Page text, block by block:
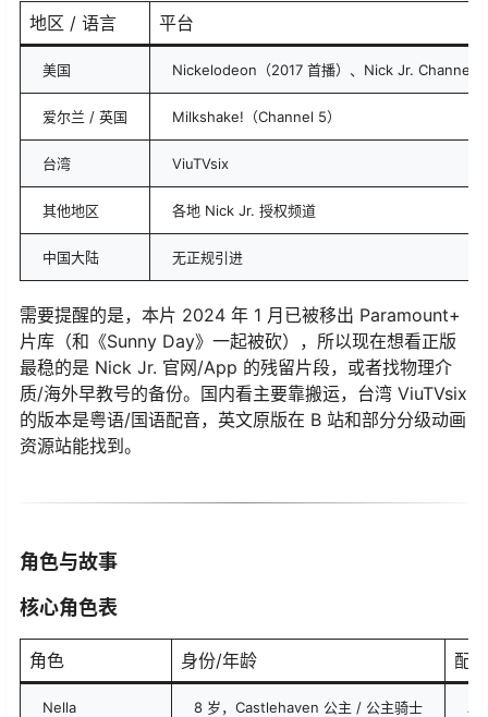
地区 / 语言 平台
美国 Nickelodeon（2017 首播）、Nick Jr. Channel
爱尔兰 / 英国 Milkshake!（Channel 5）
台湾 ViuTVsix
其他地区 各地 Nick Jr. 授权频道
中国大陆 无正规引进
需要提醒的是，本片 2024 年 1 月已被移出 Paramount+
片库（和《Sunny Day》一起被砍），所以现在想看正版
最稳的是 Nick Jr. 官网/App 的残留片段，或者找物理介
质/海外早教号的备份。国内看主要靠搬运，台湾 ViuTVsix
的版本是粤语/国语配音，英文原版在 B 站和部分分级动画
资源站能找到。
角色与故事
核心角色表
角色 身份/年龄 配
Nella 8 岁，Castlehaven 公主 / 公主骑士